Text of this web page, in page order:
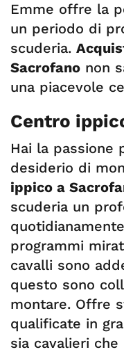
Emme offre la
un periodo di
scuderia.
Sacrofano non
una piacevole
Centro
Hai la passione
desiderio di
ippico a
scuderia un
programmi
cavalli sono
questo sono
montare. Offre
qualificate in
sia cavalieri